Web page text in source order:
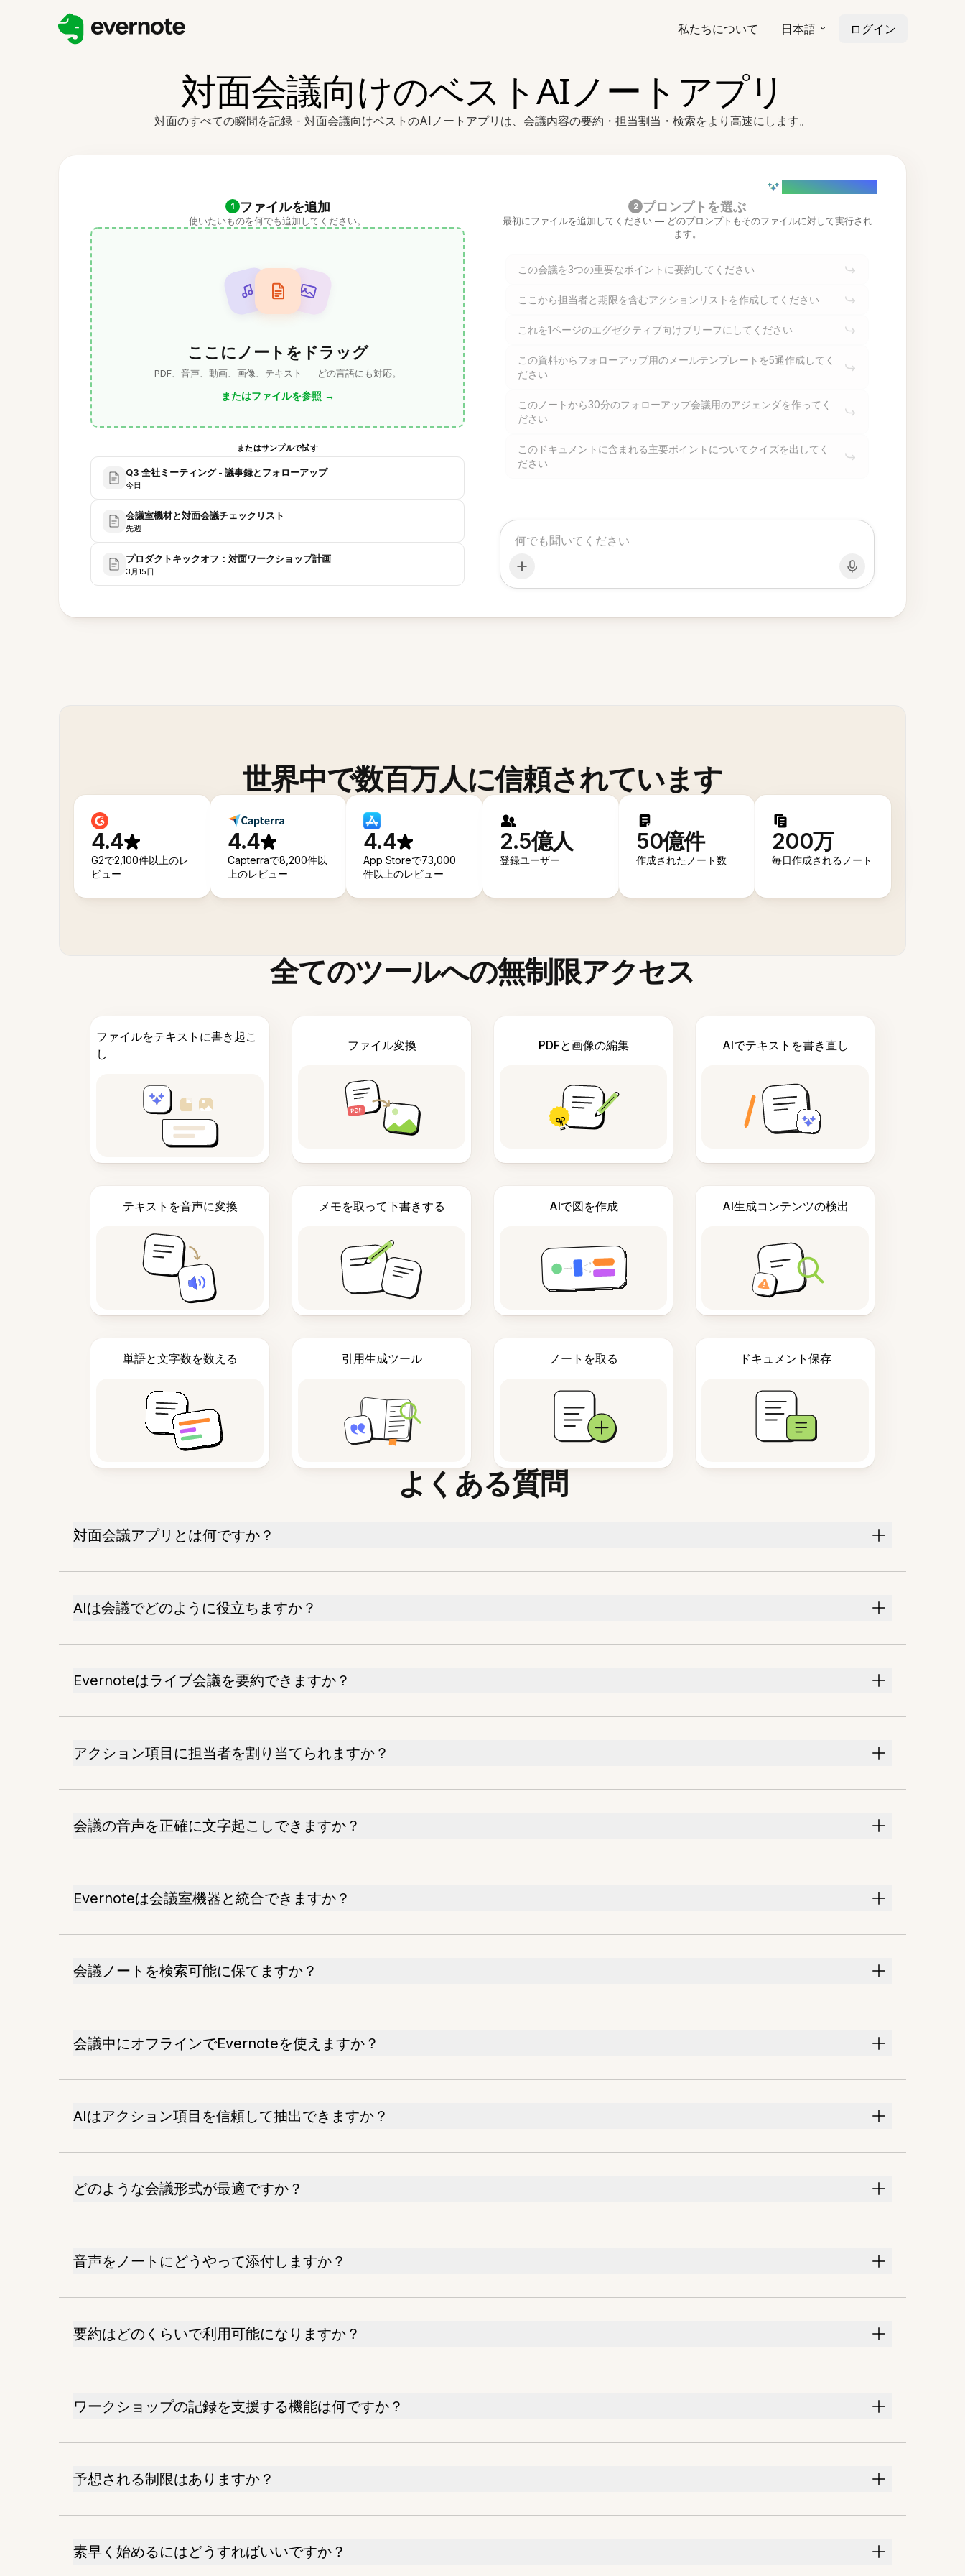
私たちについて 日本語 ログイン
対面会議向けのベストAIノートアプリ
対面のすべての瞬間を記録 - 対面会議向けベストのAIノートアプリは、会議内容の要約・担当割当・検索をより高速にします。
1 ファイルを追加
使いたいものを何でも追加してください。
ここにノートをドラッグ
PDF、音声、動画、画像、テキスト — どの言語にも対応。
またはファイルを参照 →
またはサンプルで試す
Q3 全社ミーティング - 議事録とフォローアップ
今日
会議室機材と対面会議チェックリスト
先週
プロダクトキックオフ：対面ワークショップ計画
3月15日
2 プロンプトを選ぶ
最初にファイルを追加してください — どのプロンプトもそのファイルに対して実行され
ます。
この会議を3つの重要なポイントに要約してください
ここから担当者と期限を含むアクションリストを作成してください
これを1ページのエグゼクティブ向けブリーフにしてください
この資料からフォローアップ用のメールテンプレートを5通作成してく
ださい
このノートから30分のフォローアップ会議用のアジェンダを作ってく
ださい
このドキュメントに含まれる主要ポイントについてクイズを出してく
ださい
世界中で数百万人に信頼されています
4.4
G2で2,100件以上のレ
ビュー
4.4
Capterraで8,200件以
上のレビュー
4.4
App Storeで73,000
件以上のレビュー
2.5億人
登録ユーザー
50億件
作成されたノート数
200万
毎日作成されるノート
全てのツールへの無制限アクセス
ファイルをテキストに書き起こ
し
ファイル変換 PDFと画像の編集 AIでテキストを書き直し
テキストを音声に変換 メモを取って下書きする AIで図を作成 AI生成コンテンツの検出
単語と文字数を数える 引用生成ツール ノートを取る ドキュメント保存
よくある質問
対面会議アプリとは何ですか？
AIは会議でどのように役立ちますか？
Evernoteはライブ会議を要約できますか？
アクション項目に担当者を割り当てられますか？
会議の音声を正確に文字起こしできますか？
Evernoteは会議室機器と統合できますか？
会議ノートを検索可能に保てますか？
会議中にオフラインでEvernoteを使えますか？
AIはアクション項目を信頼して抽出できますか？
どのような会議形式が最適ですか？
音声をノートにどうやって添付しますか？
要約はどのくらいで利用可能になりますか？
ワークショップの記録を支援する機能は何ですか？
予想される制限はありますか？
素早く始めるにはどうすればいいですか？